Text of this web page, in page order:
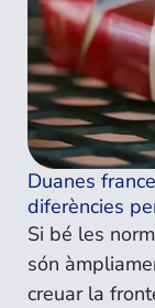
Duanes
diferències
Si bé les
són
creuar la